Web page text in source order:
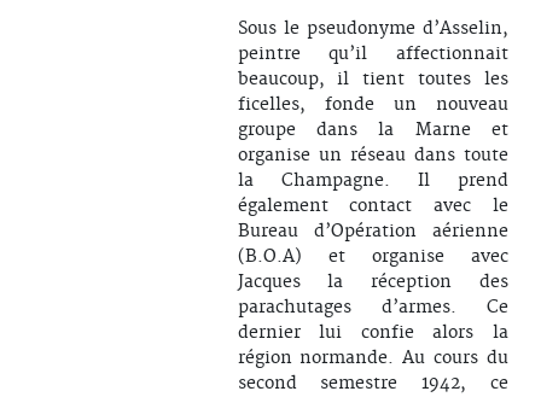
Sous le pseudonyme d’Asselin,
peintre qu’il affectionnait
beaucoup, il tient toutes les
ficelles, fonde un nouveau
groupe dans la Marne et
organise un réseau dans toute
la Champagne. Il prend
également contact avec le
Bureau d’Opération aérienne
(B.O.A) et organise avec
Jacques la réception des
parachutages d’armes. Ce
dernier lui confie alors la
région normande. Au cours du
second semestre 1942, ce